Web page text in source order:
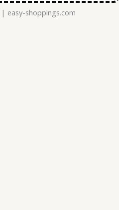
easy-shoppings.com